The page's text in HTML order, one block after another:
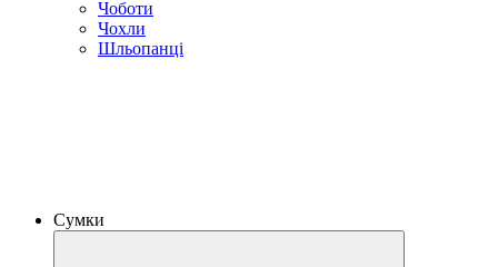
Чоботи
Чохли
Шльопанці
Сумки